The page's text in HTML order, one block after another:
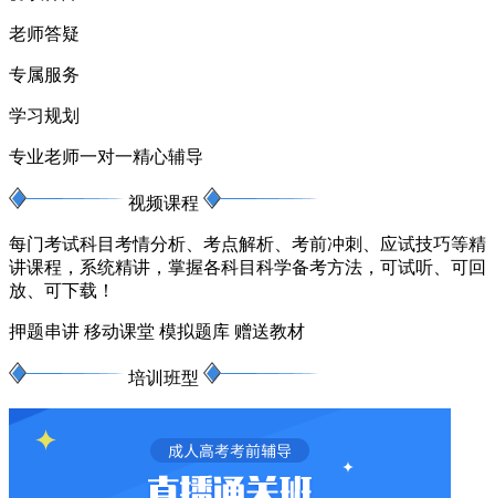
老师答疑
专属服务
学习规划
专业老师一对一精心辅导
视频课程
每门考试科目考情分析、考点解析、考前冲刺、应试技巧等精
讲课程，系统精讲，掌握各科目科学备考方法，可试听、可回
放、可下载！
押题串讲 移动课堂 模拟题库 赠送教材
培训班型